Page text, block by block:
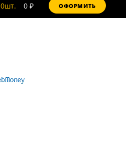
0шт. 0₽ ОФОРМИТЬ